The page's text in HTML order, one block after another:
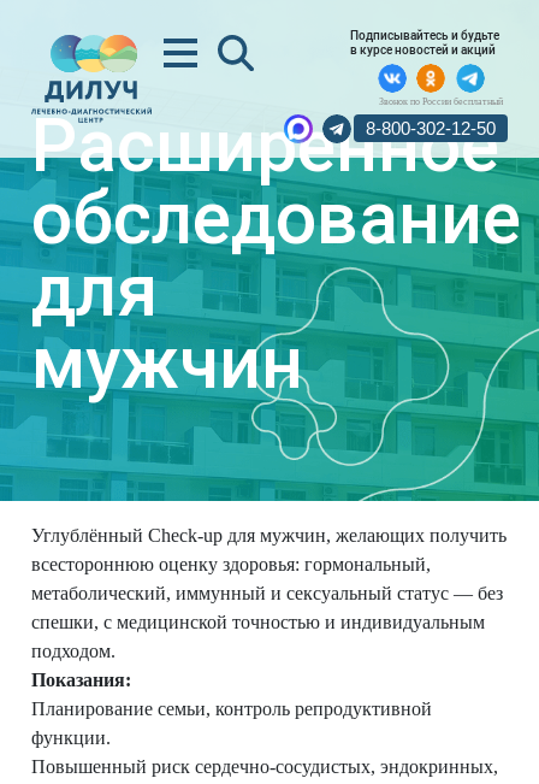
Подписывайтесь и будьте
в курсе новостей и акций
Звонок по России бесплатный
8-800-302-12-50
Расширенное
обследование
для
мужчин
Углублённый Check‑up для мужчин, желающих получить
всестороннюю оценку здоровья: гормональный,
метаболический, иммунный и сексуальный статус — без
спешки, с медицинской точностью и индивидуальным
подходом.
Показания:
Планирование семьи, контроль репродуктивной
функции.
Повышенный риск сердечно-сосудистых, эндокринных,